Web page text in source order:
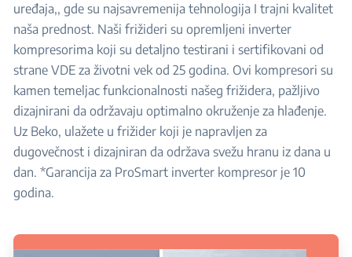
uređaja,, gde su najsavremenija tehnologija I trajni kvalitet
naša prednost. Naši frižideri su opremljeni inverter
kompresorima koji su detaljno testirani i sertifikovani od
strane VDE za životni vek od 25 godina. Ovi kompresori su
kamen temeljac funkcionalnosti našeg frižidera, pažljivo
dizajnirani da održavaju optimalno okruženje za hlađenje.
Uz Beko, ulažete u frižider koji je napravljen za
dugovečnost i dizajniran da održava svežu hranu iz dana u
dan. *Garancija za ProSmart inverter kompresor je 10
godina.